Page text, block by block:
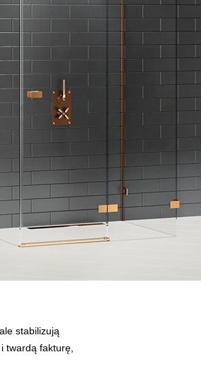
stabilizują
twardą fakturę,